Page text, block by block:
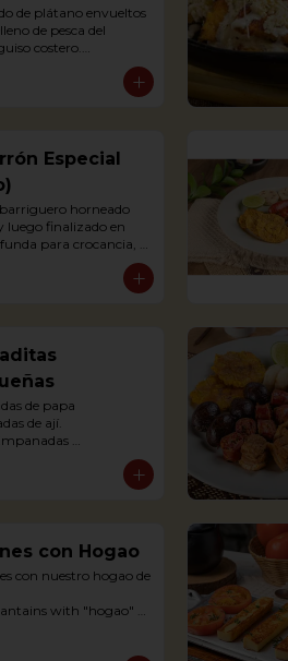
de plátano envueltos
de pesca del
costero.
adornment wrapped in
Especial
horneado
luego finalizado en
para crocancia,
de papitas criollas,
y reducción de
accompanied
onion and
de papa
de ají.
con Hogao
con nuestro hogao de
with "hogao"